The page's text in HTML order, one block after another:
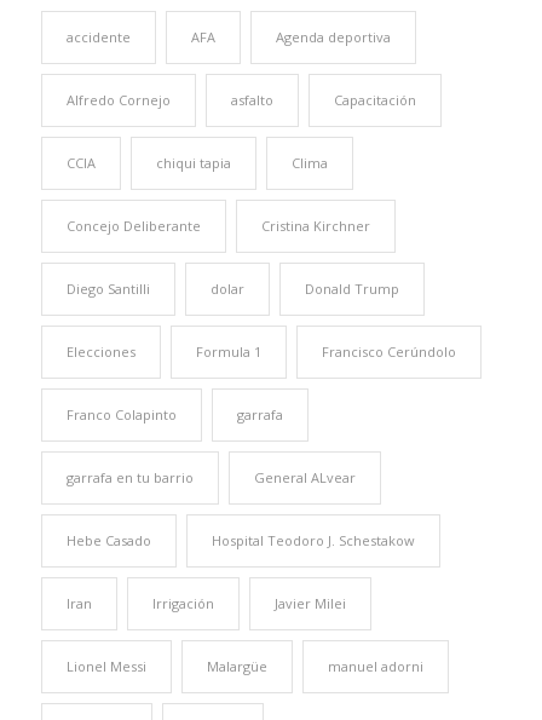
accidente AFA Agenda deportiva
Alfredo Cornejo asfalto Capacitación
CCIA chiqui tapia Clima
Concejo Deliberante Cristina Kirchner
Diego Santilli dolar Donald Trump
Elecciones Formula 1 Francisco Cerúndolo
Franco Colapinto garrafa
garrafa en tu barrio General ALvear
Hebe Casado Hospital Teodoro J. Schestakow
Iran Irrigación Javier Milei
Lionel Messi Malargüe manuel adorni